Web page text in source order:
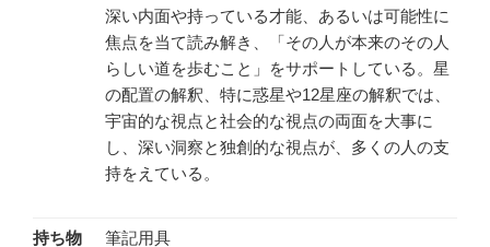
深い内面や持っている才能、あるいは可能性に
焦点を当て読み解き、「その人が本来のその人
らしい道を歩むこと」をサポートしている。星
の配置の解釈、特に惑星や12星座の解釈では、
宇宙的な視点と社会的な視点の両面を大事に
し、深い洞察と独創的な視点が、多くの人の支
持をえている。
持ち物 筆記用具